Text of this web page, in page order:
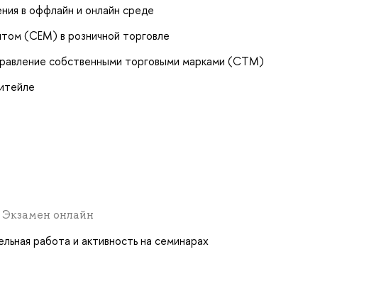
в оффлайн и онлайн среде
(СЕМ) в розничной торговле
собственными торговыми марками (СТМ)
онлайн
работа и активность на семинарах